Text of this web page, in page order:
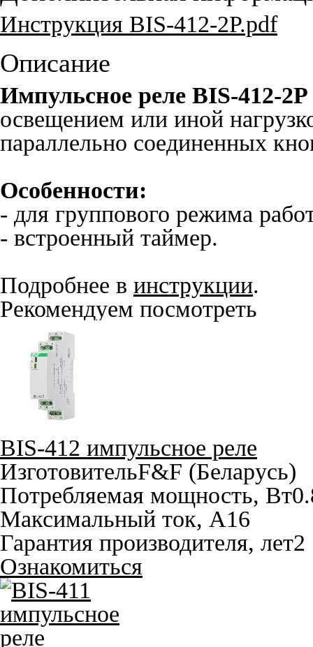
Инструкция BIS-412-2P.pdf
Описание
Импульсное реле BIS-412-2P
освещением или иной
параллельно соединенных
Особенности:
- для группового режима
- встроенный таймер.
Подробнее в инструкции.
Рекомендуем посмотреть
BIS-412 импульсное реле
ИзготовительF&F (Беларусь)
Потребляемая мощность, Вт
Максимальный ток, A16
Гарантия производителя, лет2
Ознакомиться